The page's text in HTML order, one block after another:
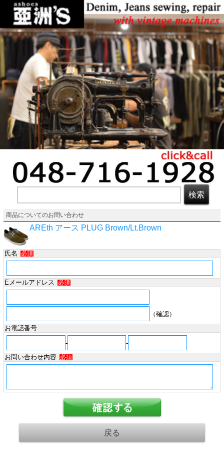
商品についてのお問い合わせ
AREth アース PLUG Brown/Lt.Brown
氏名 必須
Eメールアドレス 必須
（確認）
お電話番号
-
-
お問い合わせ内容
必須